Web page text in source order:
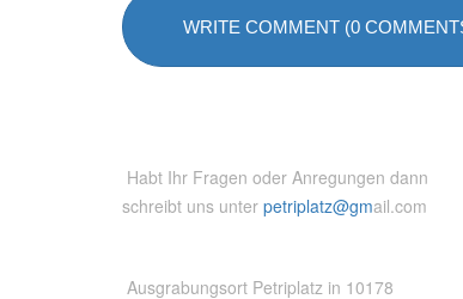
WRITE COMMENT (0
Habt Ihr Fragen oder Anregungen dann
schreibt uns unter petriplatz@gmail.com
Ausgrabungsort Petriplatz in 10178